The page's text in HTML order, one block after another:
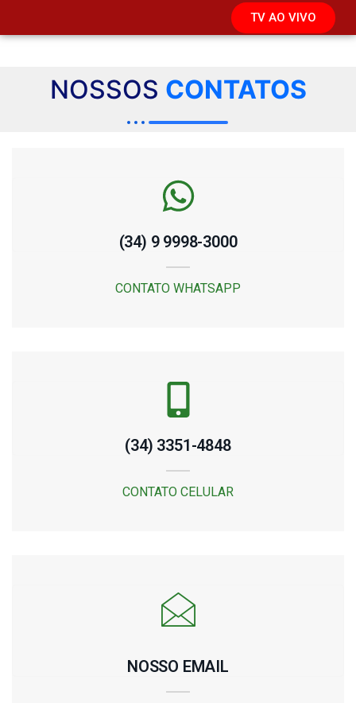
TV AO VIVO
NOSSOS CONTATOS
(34) 9 9998-3000
CONTATO WHATSAPP
(34) 3351-4848
CONTATO CELULAR
NOSSO EMAIL